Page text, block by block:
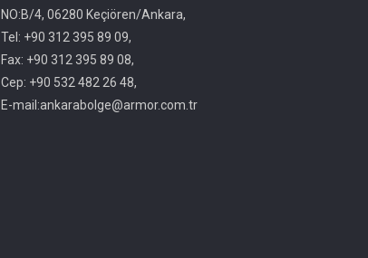
NO:B/4, 06280 Keçiören/Ankara,
Tel: +90 312 395 89 09,
Fax: +90 312 395 89 08,
Cep: +90 532 482 26 48,
E-mail:ankarabolge@armor.com.tr